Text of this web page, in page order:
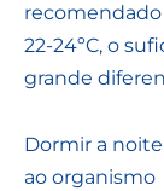
22-24ºC, o
grande
Dormir a
ao organismo